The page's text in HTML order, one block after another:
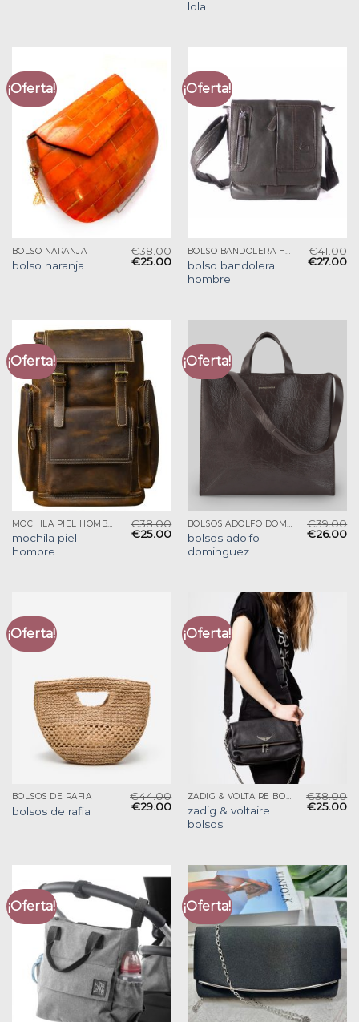
lola
¡Oferta!
BOLSO NARANJA
bolso naranja
€38.00
€25.00
¡Oferta!
BOLSO BANDOLERA HOMBRE
bolso bandolera
hombre
€41.00
€27.00
¡Oferta!
MOCHILA PIEL HOMBRE
mochila piel
hombre
€38.00
€25.00
¡Oferta!
BOLSOS ADOLFO DOMINGUEZ
bolsos adolfo
dominguez
€39.00
€26.00
¡Oferta!
BOLSOS DE RAFIA
bolsos de rafia
€44.00
€29.00
¡Oferta!
ZADIG & VOLTAIRE BOLSOS
zadig & voltaire
bolsos
€38.00
€25.00
¡Oferta! ¡Oferta!